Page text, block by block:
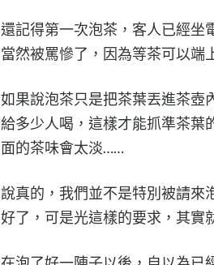
還記得第一次泡茶，客人已經
當然被罵慘了，因為等茶可以端
如果說泡茶只是把茶葉丟進茶壺
給多少人喝，這樣才能抓準茶葉
面的茶味會太淡……
說真的，我們並不是特別被請來
好了，可是光這樣的要求，其實